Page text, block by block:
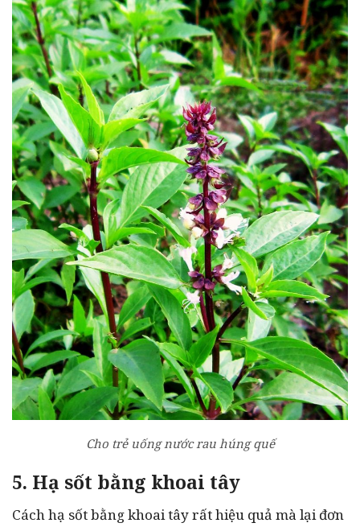
Cho trẻ uống nước rau húng quế
5. Hạ sốt bằng khoai tây
Cách hạ sốt bằng khoai tây rất hiệu quả mà lại đơn